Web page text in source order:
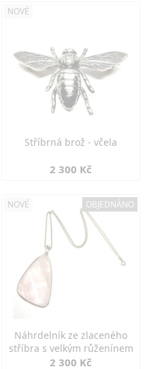
NOVÉ
Stříbrná brož - včela
2 300 Kč
NOVÉ OBJEDNÁNO
Náhrdelník ze zlaceného
stříbra s velkým růženínem
2 300 Kč